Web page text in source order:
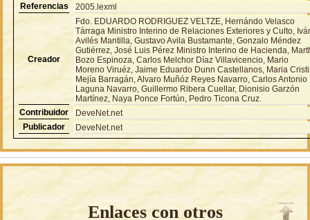
Referencias
2005.lexml
Creador
Fdo. EDUARDO RODRIGUEZ VELTZE, Hernándo Velasco
Tárraga Ministro Interino de Relaciones Exteriores y Culto,
Avilés Mantilla, Gustavo Avila Bustamante, Gonzalo Méndez
Gutiérrez, José Luis Pérez Ministro Interino de Hacienda,
Bozo Espinoza, Carlos Melchor Díaz Villavicencio, Mario
Moreno Viruéz, Jaime Eduardo Dunn Castellanos, Maria
Mejía Barragán, Alvaro Muñóz Reyes Navarro, Carlos Antonio
Laguna Navarro, Guillermo Ribera Cuellar, Dionisio Garzón
Martínez, Naya Ponce Fortún, Pedro Ticona Cruz.
Contribuidor
DeveNet.net
Publicador
DeveNet.net
Enlaces con otros